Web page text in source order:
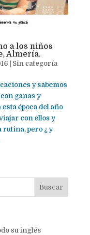
a los niños
Almería.
Sin categoría
y sabemos
ganas y
época del año
con ellos y
rutina, pero ¿ y
su inglés